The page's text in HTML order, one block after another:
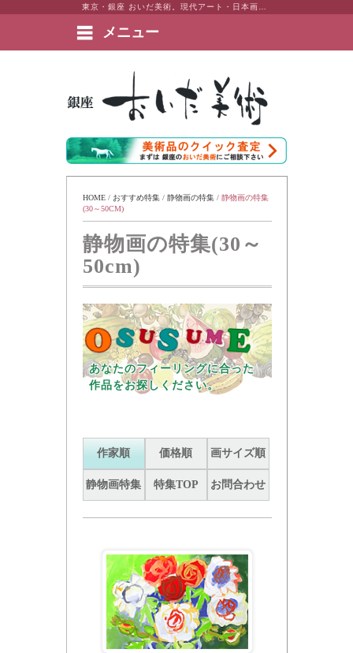
メニュー
絵画など美術品の販売と買取 | 東京・銀座 おいだ美術
HOME / おすすめ特集 / 静物画の特集 / 静物画の特集
(30～50CM)
静物画の特集(30～
50cm)
あなたのフィーリングに合った
作品をお探しください。
作家順 価格順 画サイズ順
静物画特集 特集TOP お問合わせ